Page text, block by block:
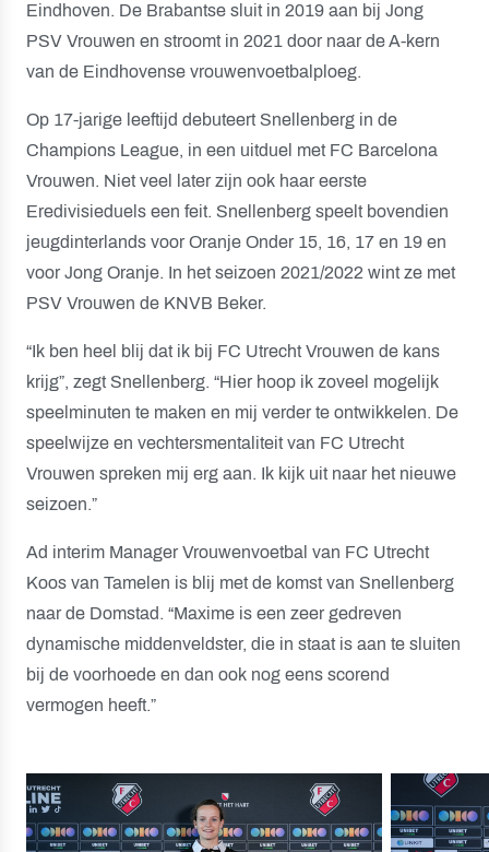
Eindhoven. De Brabantse sluit in 2019 aan bij Jong
PSV Vrouwen en stroomt in 2021 door naar de A-kern
van de Eindhovense vrouwenvoetbalploeg.
Op 17-jarige leeftijd debuteert Snellenberg in de
Champions League, in een uitduel met FC Barcelona
Vrouwen. Niet veel later zijn ook haar eerste
Eredivisieduels een feit. Snellenberg speelt bovendien
jeugdinterlands voor Oranje Onder 15, 16, 17 en 19 en
voor Jong Oranje. In het seizoen 2021/2022 wint ze met
PSV Vrouwen de KNVB Beker.
“Ik ben heel blij dat ik bij FC Utrecht Vrouwen de kans
krijg”, zegt Snellenberg. “Hier hoop ik zoveel mogelijk
speelminuten te maken en mij verder te ontwikkelen. De
speelwijze en vechtersmentaliteit van FC Utrecht
Vrouwen spreken mij erg aan. Ik kijk uit naar het nieuwe
seizoen.”
Ad interim Manager Vrouwenvoetbal van FC Utrecht
Koos van Tamelen is blij met de komst van Snellenberg
naar de Domstad. “Maxime is een zeer gedreven
dynamische middenveldster, die in staat is aan te sluiten
bij de voorhoede en dan ook nog eens scorend
vermogen heeft.”